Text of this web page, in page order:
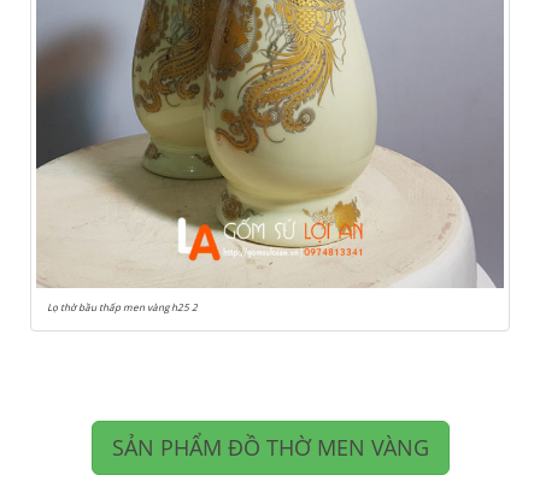
Lọ thờ bầu thấp men vàng h25 2
SẢN PHẨM ĐỒ THỜ MEN VÀNG